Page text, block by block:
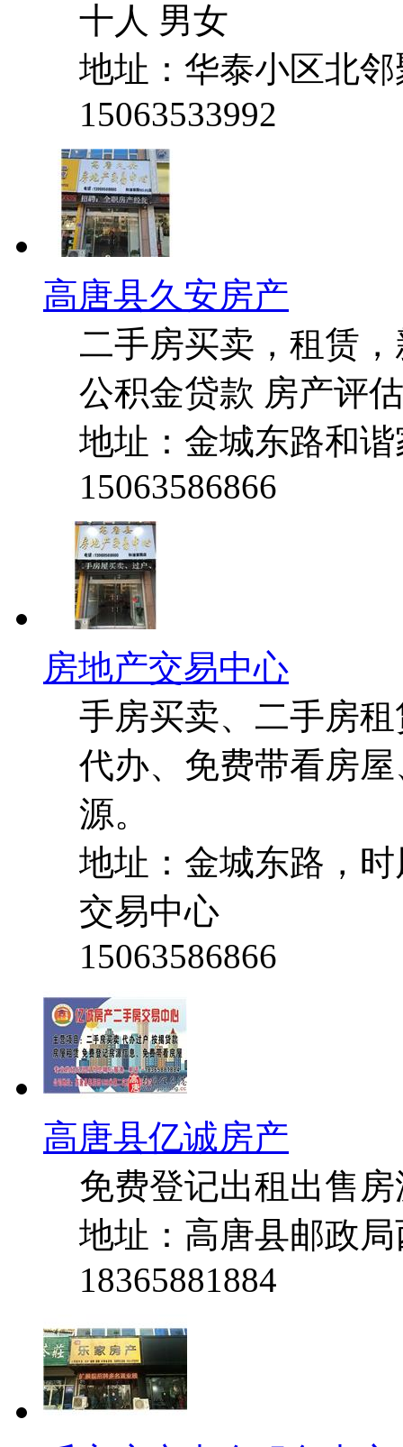
十人 男女
地址：华泰小区北
15063533992
高唐县久安房产
二手房买卖，租赁
公积金贷款 房产评
地址：金城东路和
15063586866
房地产交易中心
手房买卖、二手房
代办、免费带看房
源。
地址：金城东路，
交易中心
15063586866
高唐县亿诚房产
免费登记出租出售
地址：高唐县邮政
18365881884